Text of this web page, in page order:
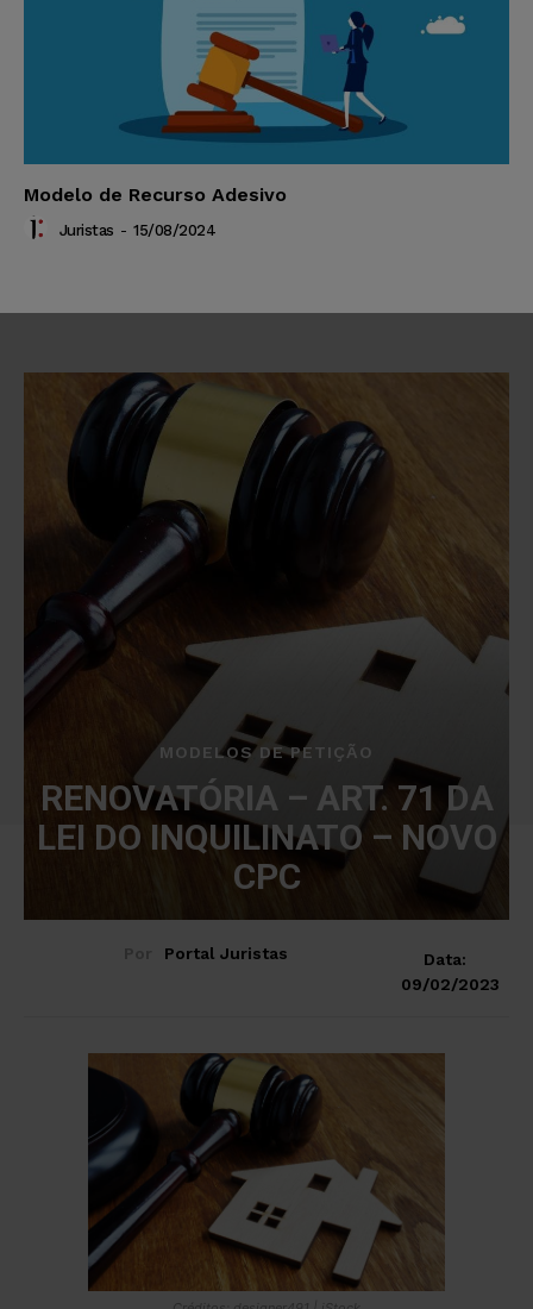
Modelo de Recurso Adesivo
Juristas - 15/08/2024